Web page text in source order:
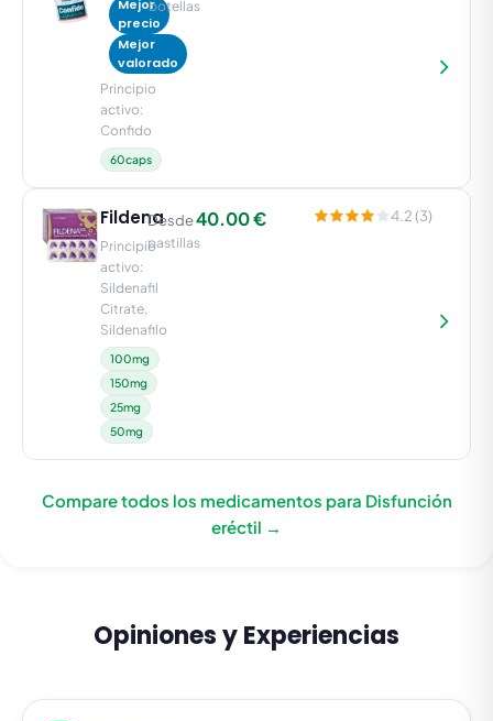
Mejor
precio
Mejor
valorado
Principio
activo:
Confido
60caps
botellas
Fildena
Principio
activo:
Sildenafil
Citrate,
Sildenafilo
100mg
150mg
25mg
50mg
Desde40.00 €
pastillas
4.2 (3)
Compare todos los medicamentos para Disfunción
eréctil →
Opiniones y Experiencias